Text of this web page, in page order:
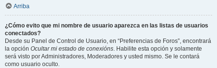
Arriba
¿Cómo evito que mi nombre de usuario aparezca en las listas de usuarios
conectados?
Desde su Panel de Control de Usuario, en “Preferencias de Foros”, encontrará
la opción Ocultar mi estado de conexións. Habilite esta opción y solamente
será visto por Administradores, Moderadores y usted mismo. Se le contará
como usuario oculto.